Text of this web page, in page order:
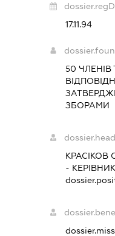
17.11.94
50
ЗБОРАМИ
КРАСІКОВ
- КЕРІВНИК